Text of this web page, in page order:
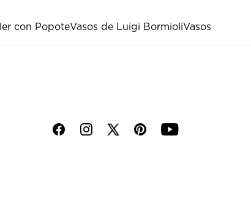
con PopoteVasos de Luigi BormioliVasos
f i p y